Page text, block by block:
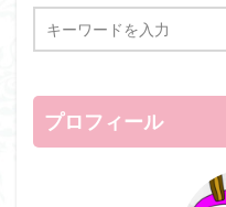
プロフィール